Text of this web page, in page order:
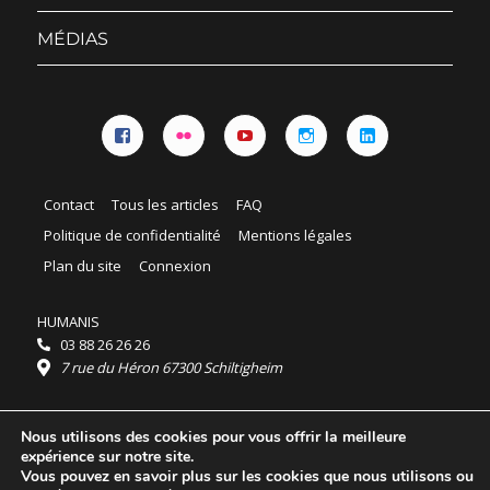
sous-
MÉDIAS
Contact Tous les articles
FAQ
Politique de confidentialité
Mentions légales
Plan du site
Connexion
HUMANIS
03 88 26 26 26
7 rue du Héron 67300 Schiltigheim
Horaires :
HUMANIS : du lundi au vendredi 9h - 18h
Ordidocaz : du lundi au vendredi 8h - 19h
© 2025 HUMANIS, tous droits réservés.
Nous utilisons des cookies pour vous offrir la meilleure
expérience sur notre site.
Vous pouvez en savoir plus sur les cookies que nous utilisons ou